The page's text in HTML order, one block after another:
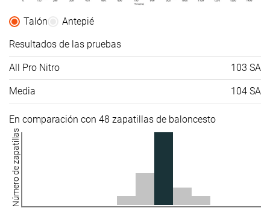
Talón
Antepié
Resultados de las pruebas
All Pro Nitro 103 SA
Media 104 SA
En comparación con 48 zapatillas de baloncesto
Número de zapatillas